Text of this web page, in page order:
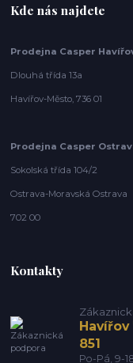
Kde nás najdete
Prodejna Casper
Dlouhá třída 13a
Havířov-Město, 736 01
Prodejna Casper
Sokolská třída 104/2
Ostrava-Moravská Ostrava
702 00
Kontakty
Havířov
851
Po-Pá, 9-